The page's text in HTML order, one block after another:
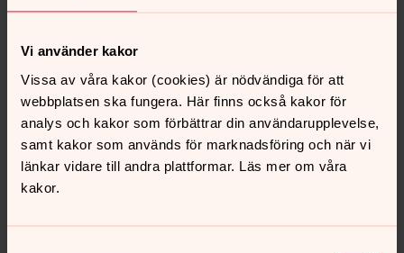
Vi använder kakor
Vissa av våra kakor (cookies) är nödvändiga för att
webbplatsen ska fungera. Här finns också kakor för
analys och kakor som förbättrar din användarupplevelse,
samt kakor som används för marknadsföring och när vi
länkar vidare till andra plattformar. Läs mer om våra
kakor.
via Nortic. se. Länk till biljettförsäljningen
publiceras på affischer och under
ÄvenFörsamlingsbiblioteket,Västmannagatan 92,
2 tr säljer konsertbiljetter.
Öppettider: mån, tis, tor 14.00-19.00. Ons 10-15, fre
10-13.
Resterande biljetter går att köpa i entrén vid